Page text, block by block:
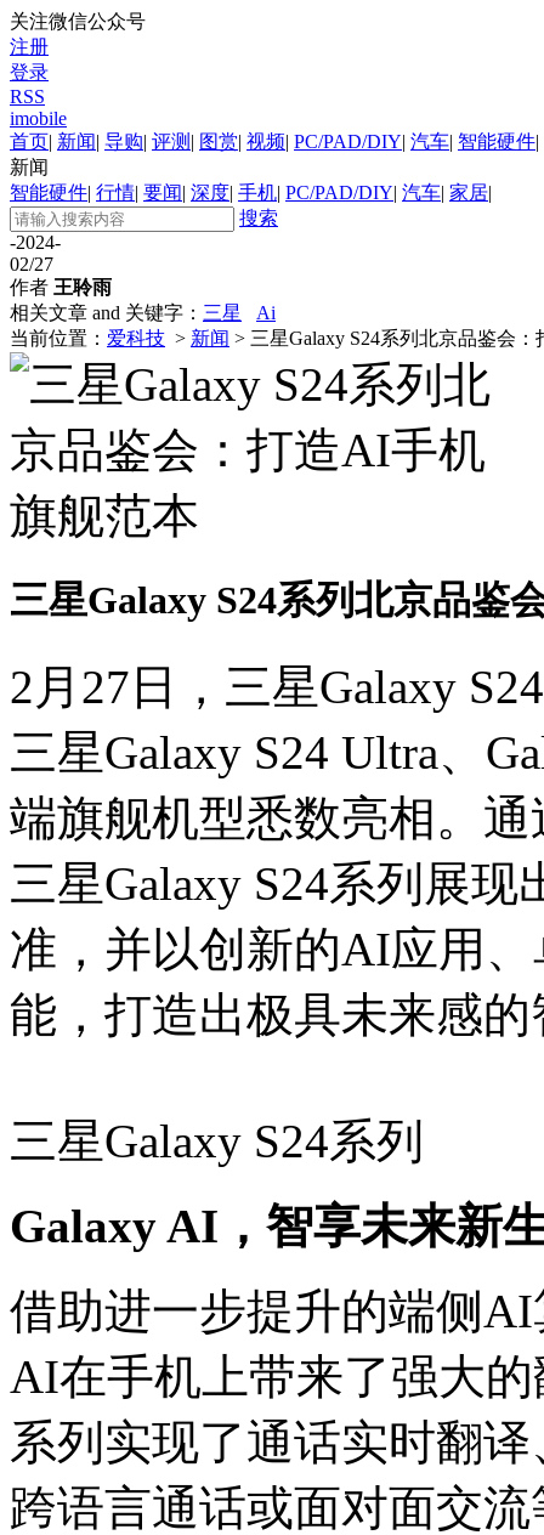
关注微信公众号
注册
登录
RSS
imobile
首页| 新闻| 导购| 评测 | 图赏| 视频| PC/PAD/DIY| 汽车| 智能硬件|
新闻
智能硬件| 行情| 要闻| 深度| 手机| PC/PAD/DIY| 汽车| 家居|
搜索
-2024-
02/27
作者 王聆雨
相关文章 and 关键字： 三星
Ai
当前位置： 爱科技 > 新闻 > 三星Galaxy S24系列北京品鉴会
三星Galaxy S24系列北京品鉴
2月27日，三星Galaxy
三星Galaxy S24 Ultra、
端旗舰机型悉数亮相。
三星Galaxy S24系列展
准，并以创新的AI应用
能，打造出极具未来感
三星Galaxy S24系列
Galaxy AI，智享未来新
借助进一步提升的端侧
AI在手机上带来了强大的
系列实现了通话实时翻
跨语言通话或面对面交